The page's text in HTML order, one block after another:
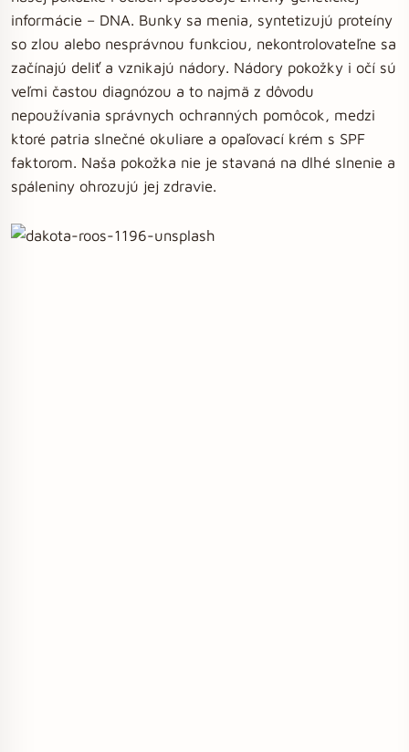
informácie – DNA. Bunky sa menia, syntetizujú proteíny
so zlou alebo nesprávnou funkciou, nekontrolovateľne sa
začínajú deliť a vznikajú nádory. Nádory pokožky i očí sú
veľmi častou diagnózou a to najmä z dôvodu
nepoužívania správnych ochranných pomôcok, medzi
ktoré patria slnečné okuliare a opaľovací krém s SPF
faktorom. Naša pokožka nie je stavaná na dlhé slnenie a
spáleniny ohrozujú jej zdravie.